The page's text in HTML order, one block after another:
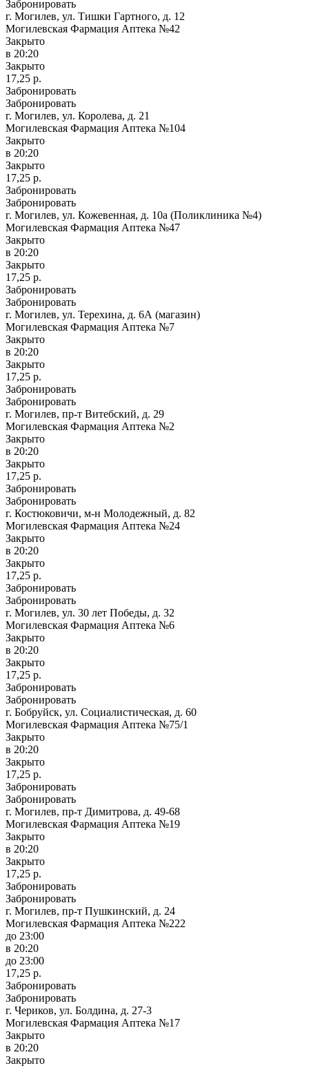
Забронировать
г. Могилев, ул. Тишки Гартного, д. 12
Могилевская Фармация Аптека №42
Закрыто
в 20:20
Закрыто
17,25 р.
Забронировать
Забронировать
г. Могилев, ул. Королева, д. 21
Могилевская Фармация Аптека №104
Закрыто
в 20:20
Закрыто
17,25 р.
Забронировать
Забронировать
г. Могилев, ул. Кожевенная, д. 10а (Поликлиника №4)
Могилевская Фармация Аптека №47
Закрыто
в 20:20
Закрыто
17,25 р.
Забронировать
Забронировать
г. Могилев, ул. Терехина, д. 6А (магазин)
Могилевская Фармация Аптека №7
Закрыто
в 20:20
Закрыто
17,25 р.
Забронировать
Забронировать
г. Могилев, пр-т Витебский, д. 29
Могилевская Фармация Аптека №2
Закрыто
в 20:20
Закрыто
17,25 р.
Забронировать
Забронировать
г. Костюковичи, м-н Молодежный, д. 82
Могилевская Фармация Аптека №24
Закрыто
в 20:20
Закрыто
17,25 р.
Забронировать
Забронировать
г. Могилев, ул. 30 лет Победы, д. 32
Могилевская Фармация Аптека №6
Закрыто
в 20:20
Закрыто
17,25 р.
Забронировать
Забронировать
г. Бобруйск, ул. Социалистическая, д. 60
Могилевская Фармация Аптека №75/1
Закрыто
в 20:20
Закрыто
17,25 р.
Забронировать
Забронировать
г. Могилев, пр-т Димитрова, д. 49-68
Могилевская Фармация Аптека №19
Закрыто
в 20:20
Закрыто
17,25 р.
Забронировать
Забронировать
г. Могилев, пр-т Пушкинский, д. 24
Могилевская Фармация Аптека №222
до 23:00
в 20:20
до 23:00
17,25 р.
Забронировать
Забронировать
г. Чериков, ул. Болдина, д. 27-3
Могилевская Фармация Аптека №17
Закрыто
в 20:20
Закрыто